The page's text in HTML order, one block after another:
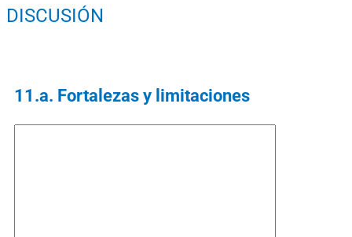
DISCUSIÓN
11.a. Fortalezas y limitaciones